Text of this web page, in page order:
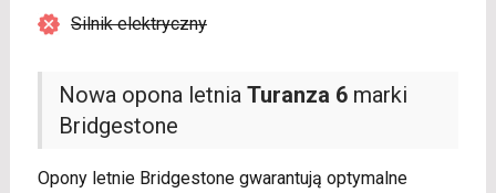
Nowa opona letnia Turanza 6marki
Bridgestone
Opony letnie Bridgestone gwarantują optymalne
Silnik elektryczny